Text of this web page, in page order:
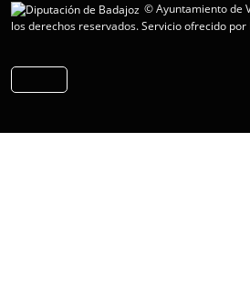
© Ayuntamiento de
los derechos reservados.Servicio ofrecido